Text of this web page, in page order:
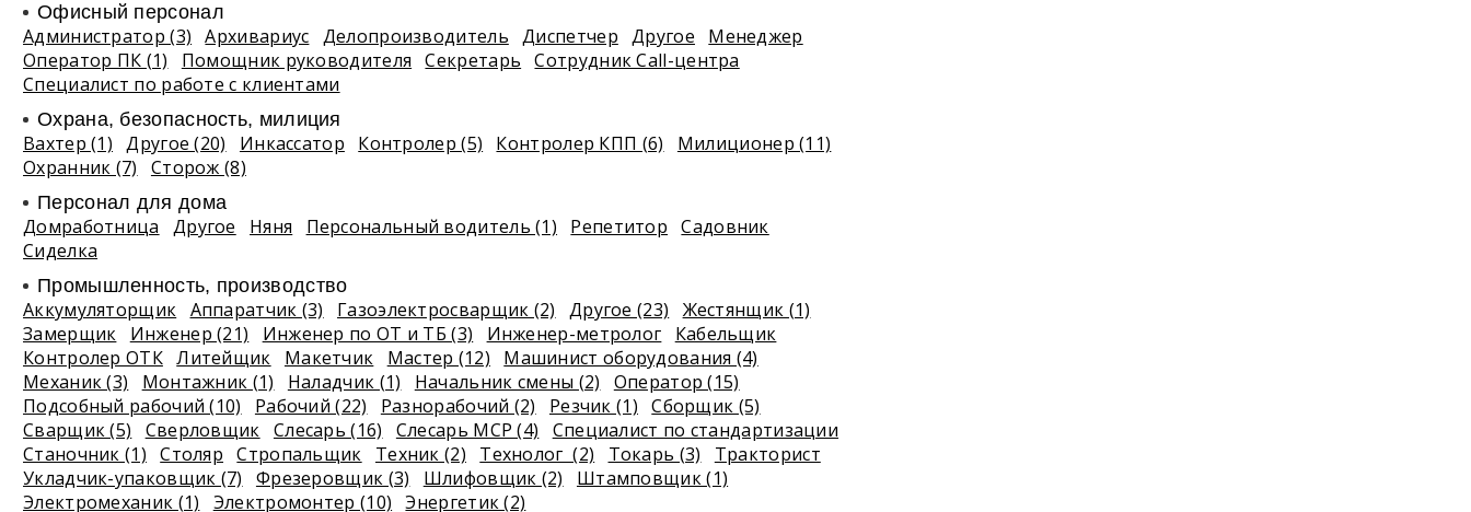
Офисный персонал
Администратор (3) Архивариус Делопроизводитель Диспетчер Другое
Менеджер
Оператор ПК (1)
Помощник руководителя Секретарь
Сотрудник Call-центра
Специалист по работе с клиентами
Охрана, безопасность, милиция
Вахтер (1) Другое (20) Инкассатор Контролер (5) Контролер КПП (6)
Милиционер (11)
Охранник (7)
Сторож (8)
Персонал для дома
Домработница Другое Няня Персональный водитель (1) Репетитор
Садовник
Сиделка
Промышленность, производство
Аккумуляторщик Аппаратчик (3) Газоэлектросварщик (2) Другое (23)
Жестянщик (1)
Замерщик
Инженер (21) Инженер по ОТ и ТБ (3) Инженер-метролог
Кабельщик
Контролер ОТК Литейщик Макетчик Мастер (12)
Машинист оборудования (4)
Механик (3)
Монтажник (1) Наладчик (1) Начальник смены (2)
Оператор (15)
Подсобный рабочий (10)
Рабочий (22) Разнорабочий (2) Резчик (1)
Сборщик (5)
Сварщик (5)
Сверловщик Слесарь (16) Слесарь МСР (4)
Специалист по стандартизации
Станочник (1)
Столяр Стропальщик Техник (2) Технолог (2) Токарь (3)
Тракторист
Укладчик-упаковщик (7)
Фрезеровщик (3) Шлифовщик (2)
Штамповщик (1)
Электромеханик (1)
Электромонтер (10) Энергетик (2)